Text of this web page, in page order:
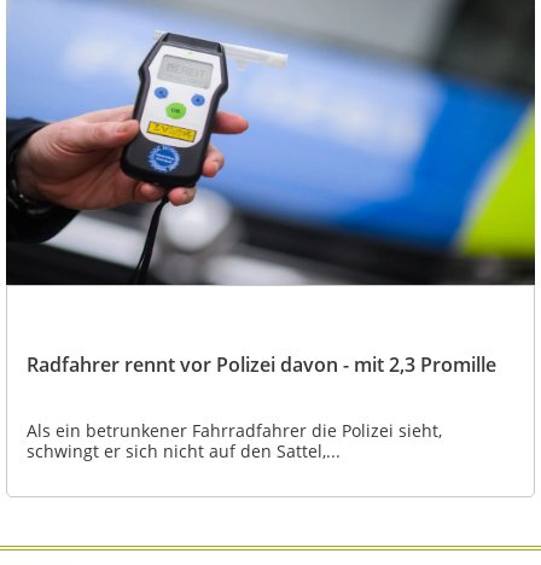
Radfahrer rennt vor Polizei davon - mit 2,3 Promille
Als ein betrunkener Fahrradfahrer die Polizei sieht,
schwingt er sich nicht auf den Sattel,...